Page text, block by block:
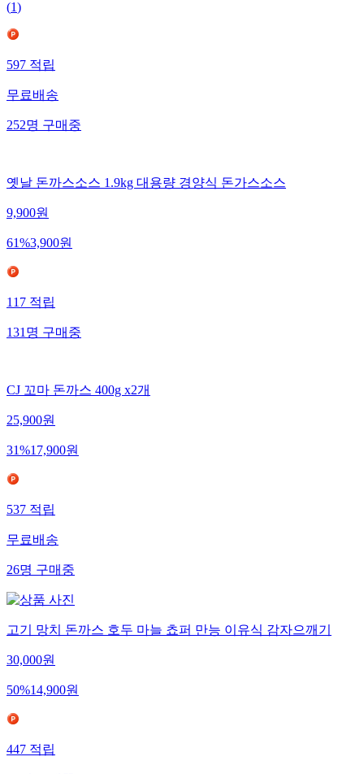
(1)
597적립
무료배송
252명구매중
옛날 돈까스소스 1.9kg 대용량 경양식 돈가스소스
9,900원
61%3,900원
117적립
131명구매중
CJ 꼬마 돈까스 400g x2개
25,900원
31%17,900원
537적립
무료배송
26명구매중
고기 망치 돈까스 호두 마늘 쵸퍼 만능 이유식 감자으깨기
30,000원
50%14,900원
447적립